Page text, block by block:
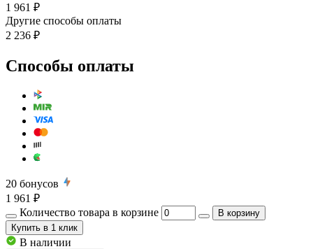
1 961 ₽
Другие способы оплаты
2 236 ₽
Способы оплаты
20 бонусов
1 961 ₽
Количество товара в корзине
В корзину
Купить в 1 клик
В наличии